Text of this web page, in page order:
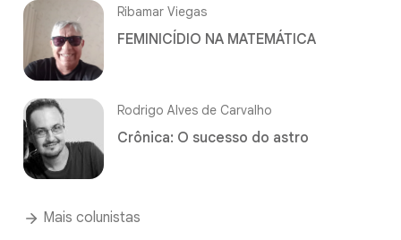
Ribamar Viegas
FEMINICÍDIO NA MATEMÁTICA
Rodrigo Alves de Carvalho
Crônica: O sucesso do astro
Mais colunistas